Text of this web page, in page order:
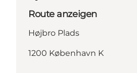
Route anzeigen
Højbro Plads
1200 København K